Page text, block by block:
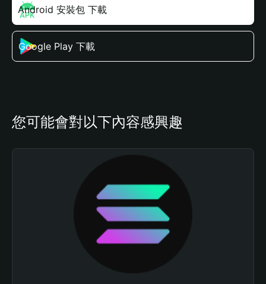
Android 安裝包 下載
Google Play 下載
您可能會對以下內容感興趣